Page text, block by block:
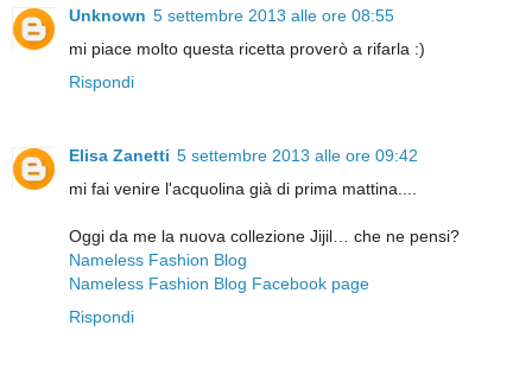
Unknown 5 settembre 2013 alle ore 08:55
mi piace molto questa ricetta proverò a rifarla :)
Rispondi
Elisa Zanetti 5 settembre 2013 alle ore 09:42
mi fai venire l'acquolina già di prima mattina....
Oggi da me la nuova collezione Jijil… che ne pensi?
Nameless Fashion Blog
Nameless Fashion Blog Facebook page
Rispondi